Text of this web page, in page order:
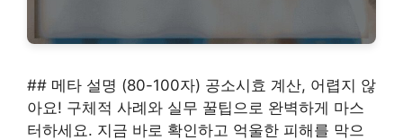
## 메타 설명 (80-100자) 공소시효 계산, 어렵지 않
아요! 구체적 사례와 실무 꿀팁으로 완벽하게 마스
터하세요. 지금 바로 확인하고 억울한 피해를 막으